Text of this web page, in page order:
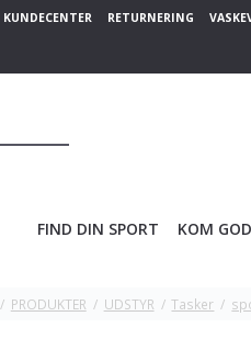
KUNDECENTER RETURNERING
FIND DIN SPORT KOM
/ PRODUKTER / UDSTYR / Tasker /